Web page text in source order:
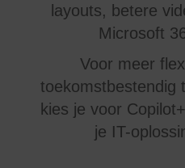
layouts, betere
Microsoft
Voor meer
toekomstbestendig
kies je voor
je IT-